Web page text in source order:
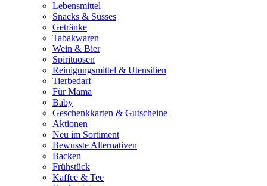
Lebensmittel
Snacks & Süsses
Getränke
Tabakwaren
Wein & Bier
Spirituosen
Reinigungsmittel & Utensilien
Tierbedarf
Für Mama
Baby
Geschenkkarten & Gutscheine
Aktionen
Neu im Sortiment
Bewusste Alternativen
Backen
Frühstück
Kaffee & Tee